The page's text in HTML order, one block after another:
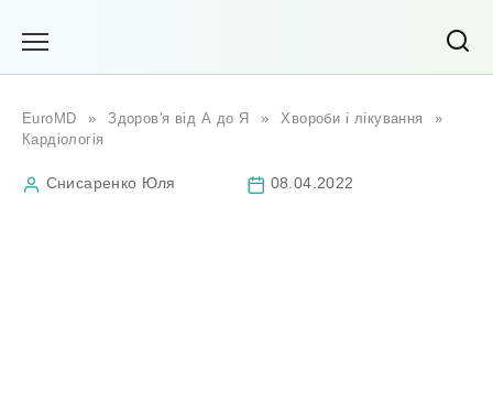
EuroMD » Здоров'я від А до Я » Хвороби і лікування
»
Кардіологія
Снисаренко Юля 08.04.2022